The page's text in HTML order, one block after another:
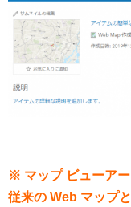
※ マップ ビューアー
従来の Web マップ